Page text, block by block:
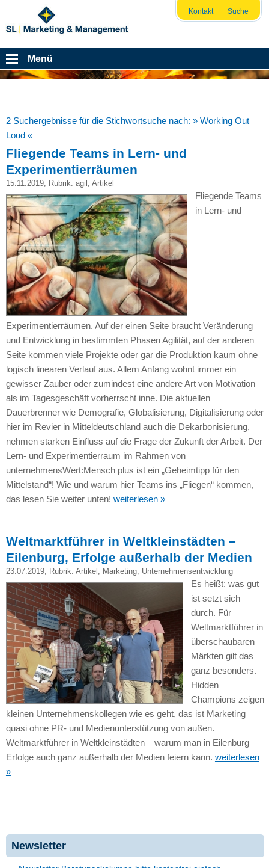
Kontakt Suche
Menü
2 Suchergebnisse für die Stichwortsuche nach: » Working Out
Loud «
Fliegende Teams in Lern- und
Experimentierräumen
15.11.2019, Rubrik: agil , Artikel
Fliegende Teams
in Lern- und
Experimentierräumen. Auf der einen Seite braucht Veränderung
und Entwicklung in bestimmten Phasen Agilität, auf der anderen
Seite kommen viele Projekte oder gar die Produktion kaum ohne
logisch linearen Verlauf aus. Allem Anfang wohnt immer ein
gewisser Zauber oder zumindest eine andere Art von Motivation
als im Tagesgeschäft vorherrscht inne. Die aktuellen
Dauerbrenner wie Demografie, Globalisierung, Digitalisierung oder
hier im Revier in Mitteldeutschland auch die Dekarbonisierung,
nehmen starken Einfluss auf die Frage der Zukunft der Arbeit. Der
Lern- und Experimentierraum im Rahmen von
unternehmensWert:Mensch plus ist ein „Geheimtipp für den
Mittelstand“! Wie und warum hier Teams ins „Fliegen“ kommen,
das lesen Sie weiter unten! weiterlesen »
Weltmarktführer in Weltkleinstädten –
Eilenburg, Erfolge außerhalb der Medien
23.07.2019, Rubrik: Artikel , Marketing, Unternehmensentwicklung
Es heißt: was gut
ist setzt sich
durch. Für
Weltmarktführer in
überschaubaren
Märkten gilt das
ganz besonders.
Hidden
Champions zeigen
kleinen Unternehmenskollegen wie es geht, das ist Marketing
quasi ohne PR- und Medienunterstützung von außen.
Weltmarktführer in Weltkleinstädten – warum man in Eilenburg
Erfolge auch ganz außerhalb der Medien feiern kann. weiterlesen
»
Newsletter